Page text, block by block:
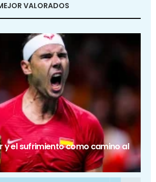
VALORADOS
y el sufrimiento como camino al